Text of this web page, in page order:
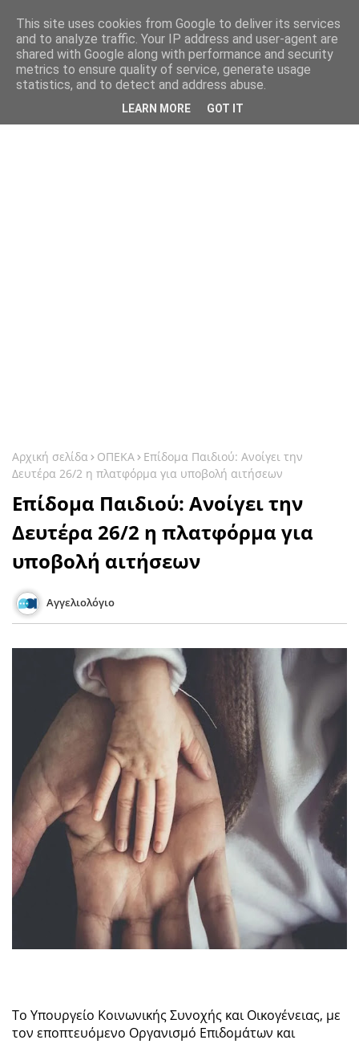
Αρχική σελίδα ΟΠΕΚΑ
Επίδομα Παιδιού: Ανοίγει την
Δευτέρα 26/2 η πλατφόρμα για υποβολή αιτήσεων
Επίδομα Παιδιού: Ανοίγει την
Δευτέρα 26/2 η πλατφόρμα για
υποβολή αιτήσεων
Αγγελιολόγιο
Το Υπουργείο Κοινωνικής Συνοχής και Οικογένειας, με
τον εποπτευόμενο Οργανισμό Επιδομάτων και
This site uses cookies from Google to deliver its services
and to analyze traffic. Your IP address and user-agent are
shared with Google along with performance and security
metrics to ensure quality of service, generate usage
statistics, and to detect and address abuse.
LEARN MORE GOT IT